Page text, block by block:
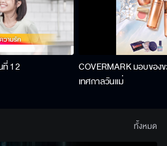
ที่ 12
COVERMARK มอบขอ
เทศกาลวันแม่
ทั้งหมด